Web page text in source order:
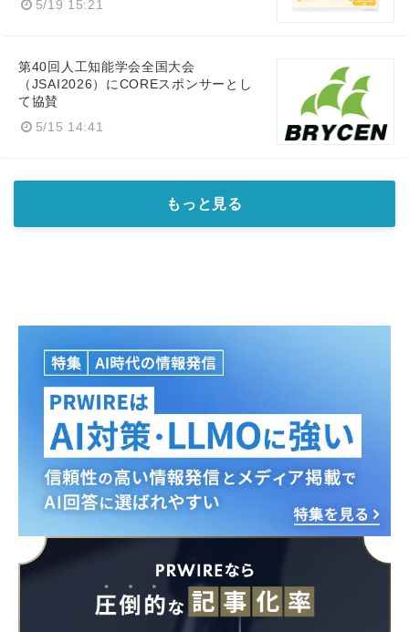
5/19 15:21
第40回人工知能学会全国大会
（JSAI2026）にCOREスポンサーとし
て協賛
5/15 14:41
もっと見る